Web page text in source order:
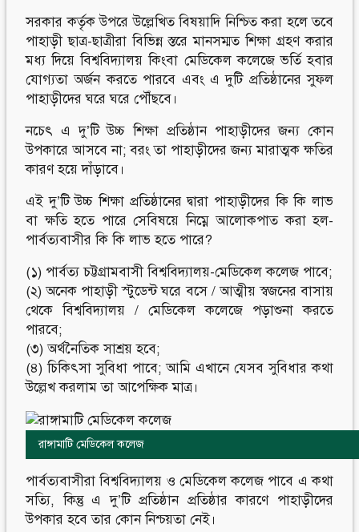
সরকার কর্তৃক উপরে উল্লেখিত বিষয়াদি নিশ্চিত করা হলে তবে
পাহাড়ী ছাত্র-ছাত্রীরা বিভিন্ন স্তরে মানসম্মত শিক্ষা গ্রহণ করার
মধ্য দিয়ে বিশ্ববিদ্যালয় কিংবা মেডিকেল কলেজে ভর্তি হবার
যোগ্যতা অর্জন করতে পারবে এবং এ দুটি প্রতিষ্ঠানের সুফল
পাহাড়ীদের ঘরে ঘরে পৌঁছবে।
নচেৎ এ দু’টি উচ্চ শিক্ষা প্রতিষ্ঠান পাহাড়ীদের জন্য কোন
উপকারে আসবে না; বরং তা পাহাড়ীদের জন্য মারাত্মক ক্ষতির
কারণ হয়ে দাঁড়াবে।
এই দু’টি উচ্চ শিক্ষা প্রতিষ্ঠানের দ্বারা পাহাড়ীদের কি কি লাভ
বা ক্ষতি হতে পারে সেবিষয়ে নিম্নে আলোকপাত করা হল-
পার্বত্যবাসীর কি কি লাভ হতে পারে?
(১) পার্বত্য চট্টগ্রামবাসী বিশ্ববিদ্যালয়-মেডিকেল কলেজ পাবে;
(২) অনেক পাহাড়ী স্টুডেন্ট ঘরে বসে / আত্মীয় স্বজনের বাসায়
থেকে বিশ্ববিদ্যালয় / মেডিকেল কলেজে পড়াশুনা করতে
পারবে;
(৩) অর্থনৈতিক সাশ্রয় হবে;
(৪) চিকিৎসা সুবিধা পাবে; আমি এখানে যেসব সুবিধার কথা
উল্লেখ করলাম তা আপেক্ষিক মাত্র।
রাঙ্গামাটি মেডিকেল কলেজ
পার্বত্যবাসীরা বিশ্ববিদ্যালয় ও মেডিকেল কলেজ পাবে এ কথা
সত্যি, কিন্তু এ দু’টি প্রতিষ্ঠান প্রতিষ্ঠার কারণে পাহাড়ীদের
উপকার হবে তার কোন নিশ্চয়তা নেই।